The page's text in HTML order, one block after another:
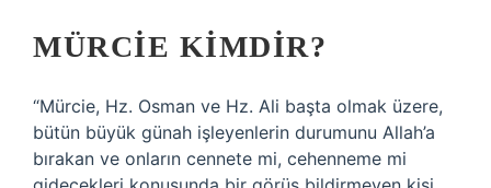
MÜRCIE KIMDIR?
“Mürcie, Hz. Osman ve Hz. Ali başta olmak üzere,
bütün büyük günah işleyenlerin durumunu Allah’a
bırakan ve onların cennete mi, cehenneme mi